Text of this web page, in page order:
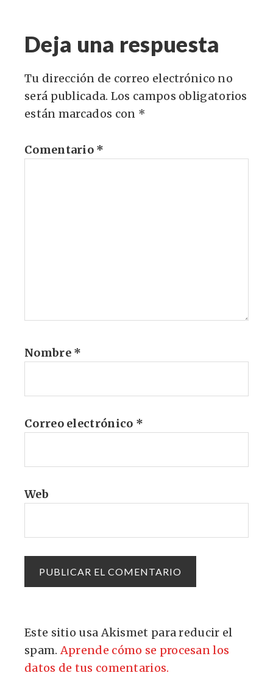
Deja una respuesta
Tu dirección de correo electrónico no
será publicada. Los campos obligatorios
están marcados con *
Comentario *
Nombre *
Correo electrónico *
Web
Este sitio usa Akismet para reducir el
spam.Aprende cómo se procesan los
datos de tus comentarios.